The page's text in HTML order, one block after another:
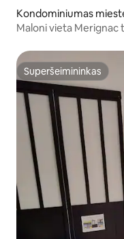
Kondominiumas
Maloni vieta Merignac
Superšeimininkas
Superšeimininkas